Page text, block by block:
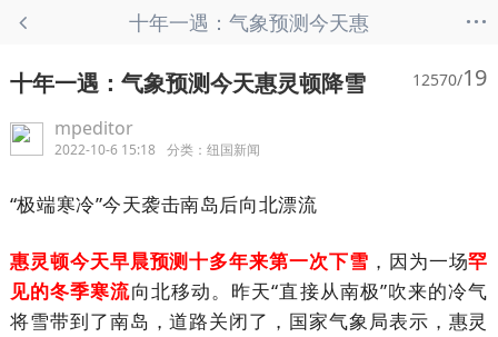
十年一遇：气象预测今天惠
...
十年一遇：气象预测今天惠灵顿降雪 12570/19
mpeditor
2022-10-6 15:18 分类： 纽国新闻
“极端寒冷”今天袭击南岛后向北漂流
惠灵顿今天早晨预测十多年来第一次下雪 ，因为一场罕
见的冬季寒流向北移动。昨天“直接从南极”吹来的冷气
将雪带到了南岛，道路关闭了，国家气象局表示，惠灵